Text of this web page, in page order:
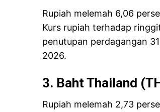
Rupiah melemah 6,06
Kurs rupiah terhadap
penutupan perdagangan
2026.
3. Baht Thailand
Rupiah melemah 2,73